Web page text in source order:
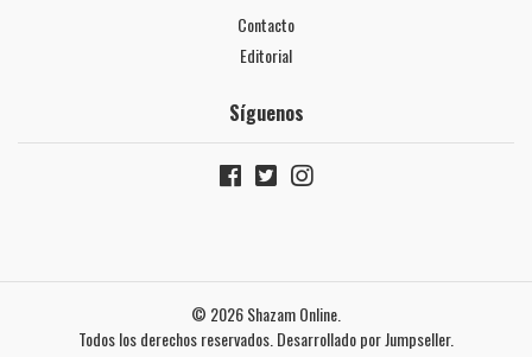
Contacto
Editorial
Síguenos
© 2026 Shazam Online.
Todos los derechos reservados. Desarrollado por Jumpseller.